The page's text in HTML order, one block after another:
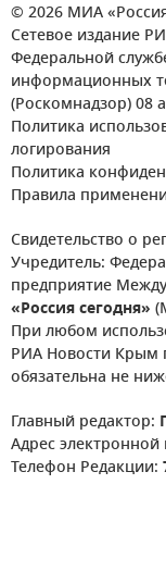
© 2026 МИА
Сетевое издание
Федеральной
информационных
(Роскомнадзор) 08
Политика
логирования
Политика
Правила
Свидетельство о
Учредитель:
предприятие
«Россия сегодня»
При любом
РИА Новости Крым
обязательна не
Главный редактор:
Адрес
Телефон Редакции: